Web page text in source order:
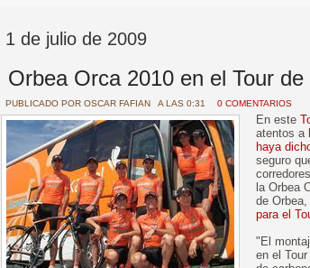
1 de julio de 2009
Orbea Orca 2010 en el Tour
PUBLICADO POR OSCAR FAFIAN A LAS 0:31 0 COMENTARIOS
En este
atentos a
haya
seguro
la Orbea
de Orbea,
para el
"El
en el